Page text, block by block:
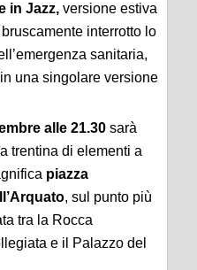
in Jazz, versione estiva
interrotto lo
sanitaria,
una singolare versione
alle 21.30 sarà
trentina di elementi a
piazza
, sul punto più
tra la Rocca
e il Palazzo del